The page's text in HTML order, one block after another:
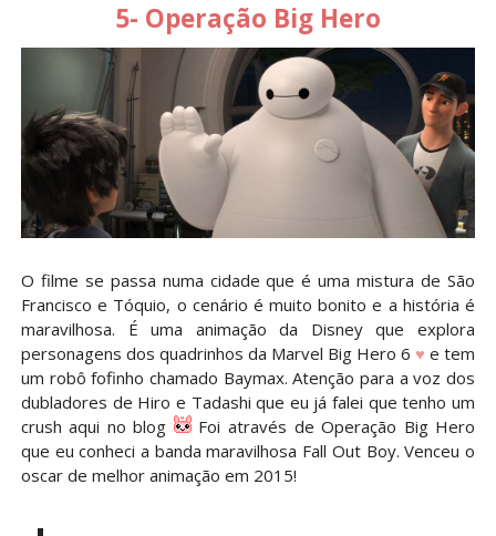
5- Operação Big Hero
O filme se passa numa cidade que é uma mistura de São
Francisco e Tóquio, o cenário é muito bonito e a história é
maravilhosa. É uma animação da Disney que explora
personagens dos quadrinhos da Marvel Big Hero 6 ♥ e tem
um robô fofinho chamado Baymax. Atenção para a voz dos
dubladores de Hiro e Tadashi que eu já falei que tenho um
crush aqui no blog
Foi através de Operação Big Hero
que eu conheci a banda maravilhosa Fall Out Boy. Venceu o
oscar de melhor animação em 2015!